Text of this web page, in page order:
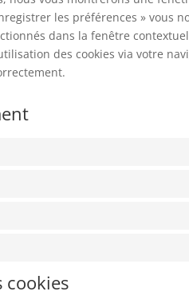
les préférences » vous
dans la fenêtre
des cookies via votre
cookies